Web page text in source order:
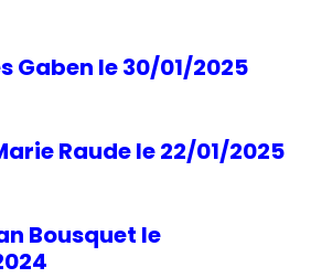
Gaben le 30/01/2025
Raude le 22/01/2025
Bousquet le